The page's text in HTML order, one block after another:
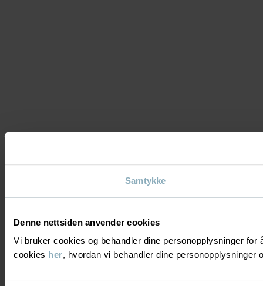
Samtykke
Denne nettsiden anvender cookies
Vi bruker cookies og behandler dine personopplysninger
cookies her, hvordan vi behandler dine